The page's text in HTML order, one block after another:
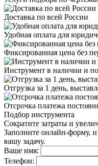
Доставка по всей России
Удобная оплата для
Фиксированная цена без
Инструмент в наличии и
Отгрузка за 1 день,
Отсрочка платежа
Подбор инструмента
Сократите затраты и
Заполните онлайн-форму,
вашу задачу.
Ваше имя:
Телефон: